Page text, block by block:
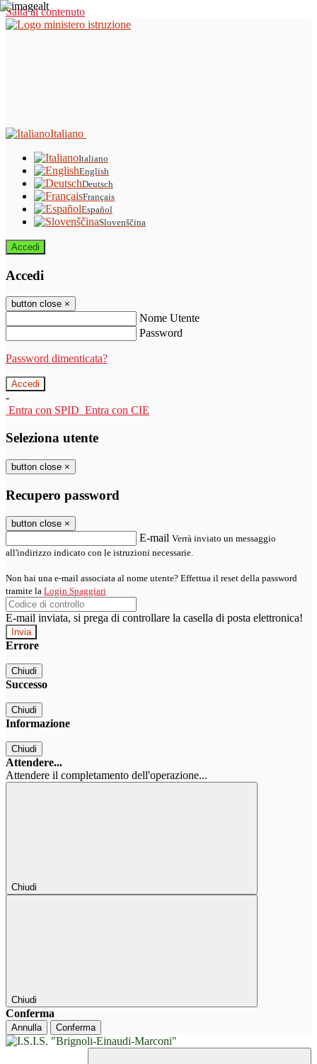
Salta al contenuto
Italiano
Italiano
English
Deutsch
Français
Español
Slovenščina
Accedi
Accedi
button close ×
Nome Utente
Password
Password dimenticata?
-
Entra con SPID Entra con CIE
Seleziona utente
button close ×
Recupero password
button close ×
E-mail Verrà inviato un messaggio
all'indirizzo indicato con le istruzioni necessarie.
Non hai una e-mail associata al nome utente? Effettua il reset della password
tramite la Login Spaggiari
E-mail inviata, si prega di controllare la casella di posta elettronica!
Errore
Chiudi
Successo
Chiudi
Informazione
Chiudi
Attendere...
Attendere il completamento dell'operazione...
Chiudi
Chiudi
Conferma
Annulla Conferma